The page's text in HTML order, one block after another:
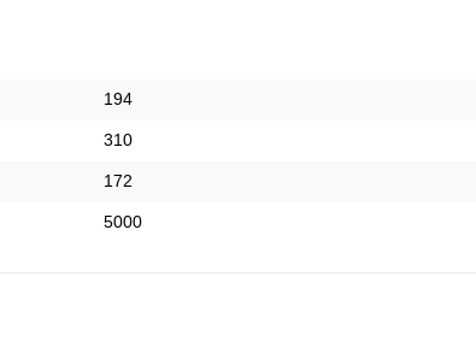
194
310
172
5000